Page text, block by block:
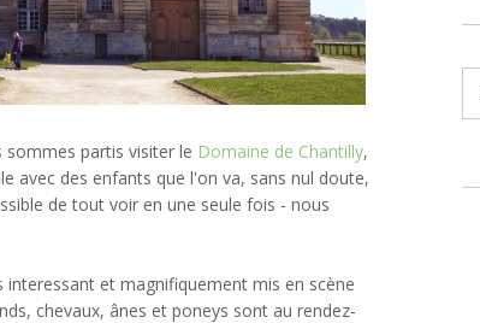
sommes partis visiter le Domaine de Chantilly,
avec des enfants que l'on va, sans nul doute,
de tout voir en une seule fois - nous
et magnifiquement mis en scène
chevaux, ânes et poneys sont au rendez-